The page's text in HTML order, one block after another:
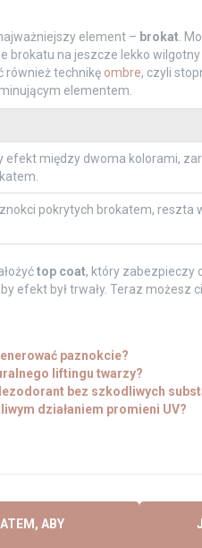
element – brokat.
brokatu na jeszcze lekko
również technikę ombre, czyli
elementem.
efekt między dwoma kolorami,
pokrytych brokatem, reszta
top coat, który zabezpieczy
efekt był trwały. Teraz możesz
paznokcie?
liftingu twarzy?
bez szkodliwych
działaniem promieni UV?
ABY